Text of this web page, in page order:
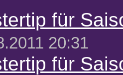
für
20:31
für